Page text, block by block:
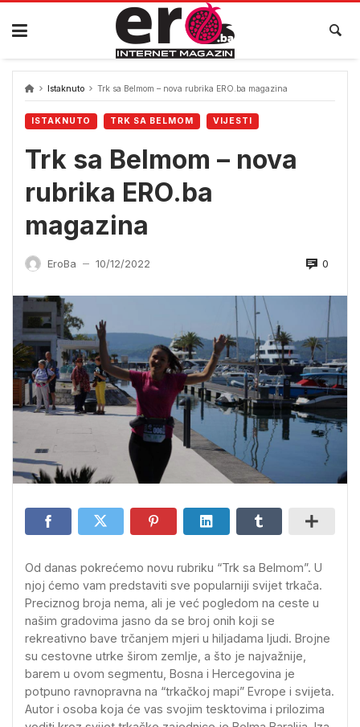
Skip
content
Istaknuto Trk sa Belmom – nova rubrika ERO.ba magazina
ISTAKNUTO TRK SA BELMOM VIJESTI
Trk sa Belmom – nova
rubrika ERO.ba
magazina
EroBa — 10/12/2022 0
Od danas pokrećemo novu rubriku “Trk sa Belmom”. U
njoj ćemo vam predstaviti sve popularniji svijet trkača.
Preciznog broja nema, ali je već pogledom na ceste u
našim gradovima jasno da se broj onih koji se
rekreativno bave trčanjem mjeri u hiljadama ljudi. Brojne
su cestovne utrke širom zemlje, a što je najvažnije,
barem u ovom segmentu, Bosna i Hercegovina je
potpuno ravnopravna na “trkačkoj mapi” Evrope i svijeta.
Autor i osoba koja će vas svojim tesktovima i prilozima